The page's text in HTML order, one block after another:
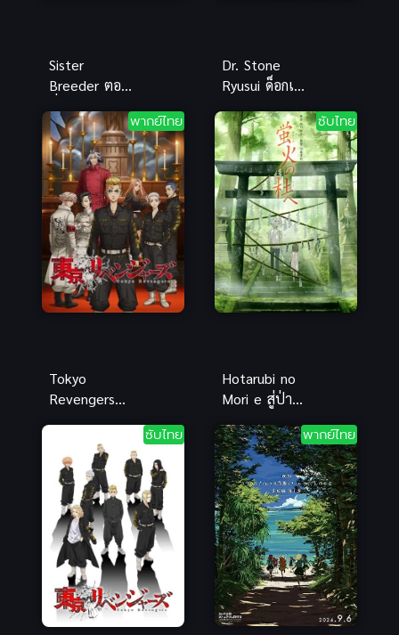
Sister
Breeder ตอน
โชตะ พี่ชาย
ต่างแม่ ชื่น
ชอบเรนะและ
ไอนะ สรุป
ก่อนดู
Dr. Stone
Ryusui ด็อกเต
พิเศษ) พากย์
ไทย
พากย์ไทย
Tokyo
Revengers
ซับไทย
Hotarubi no
Mori e สู่ป่า
หิ่งห้อย
(Movie) ซับ
ไทย
ซับไทย พากย์ไทย